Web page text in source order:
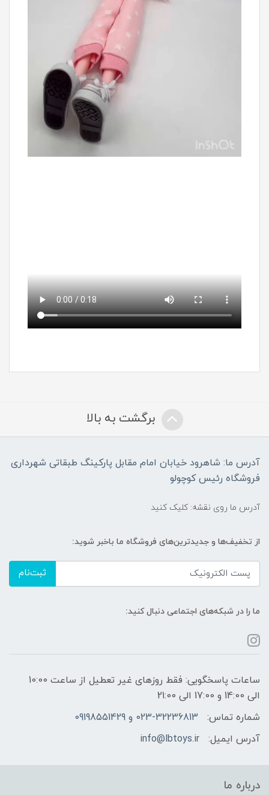
برگشت به بالا
آدرس ما: شاهرود خیابان امام مقابل پارکینگ طبقاتی شهرداری
فروشگاه رئیس کوچولو
آدرس ما روی نقشه: کلیک کنید
از تخفیف‌ها و جدیدترین‌های فروشگاه ما باخبر شوید:
ثبت‌نام
ما را در شبکه‌های اجتماعی دنبال کنید:
ساعات پاسخگویی: فقط روزهای غیر تعطیل از ساعت 10:00
الی 14:00 و 17:00 الی 21:00
شماره تماس:
023-32236813 و 09198551429
آدرس ایمیل:
info@lbtoys.ir
درباره ما